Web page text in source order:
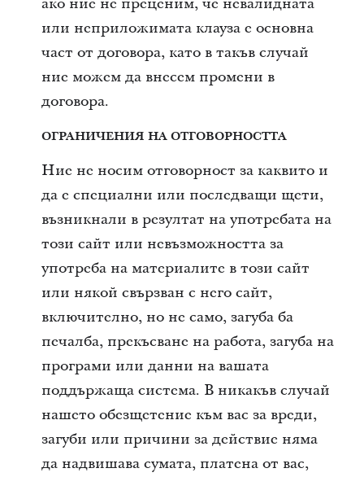
или неприложимата клауза е основна
част от договора, като в такъв случай
ние можем да внесем промени в
договора.
ОГРАНИЧЕНИЯ НА ОТГОВОРНОСТТА
Ние не носим отговорност за каквито и
да е специални или последващи щети,
възникнали в резултат на употребата на
този сайт или невъзможността за
употреба на материалите в този сайт
или някой свързван с него сайт,
включително, но не само, загуба ба
печалба, прекъсване на работа, загуба на
програми или данни на вашата
поддържаща система. В никакъв случай
нашето обезщетение към вас за вреди,
загуби или причини за действие няма
да надвишава сумата, платена от вас,